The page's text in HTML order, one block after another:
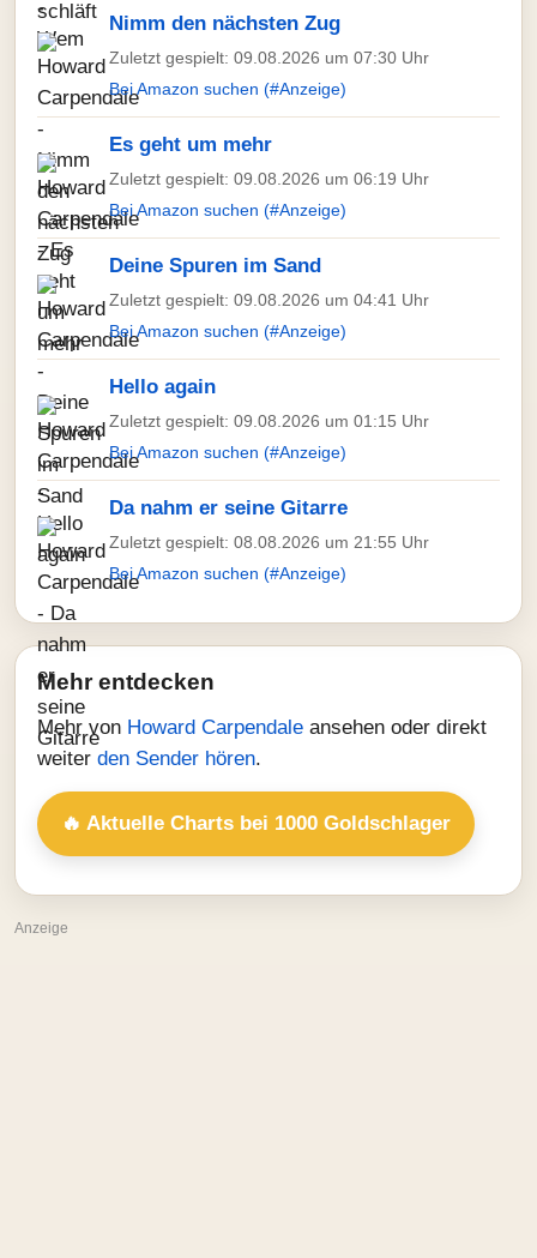
Nimm den nächsten Zug
Zuletzt gespielt: 09.08.2026 um 07:30 Uhr
Bei Amazon suchen (#Anzeige)
Es geht um mehr
Zuletzt gespielt: 09.08.2026 um 06:19 Uhr
Bei Amazon suchen (#Anzeige)
Deine Spuren im Sand
Zuletzt gespielt: 09.08.2026 um 04:41 Uhr
Bei Amazon suchen (#Anzeige)
Hello again
Zuletzt gespielt: 09.08.2026 um 01:15 Uhr
Bei Amazon suchen (#Anzeige)
Da nahm er seine Gitarre
Zuletzt gespielt: 08.08.2026 um 21:55 Uhr
Bei Amazon suchen (#Anzeige)
Mehr entdecken
Mehr von Howard Carpendale ansehen oder direkt
weiter den Sender hören.
🔥 Aktuelle Charts bei 1000 Goldschlager
Anzeige